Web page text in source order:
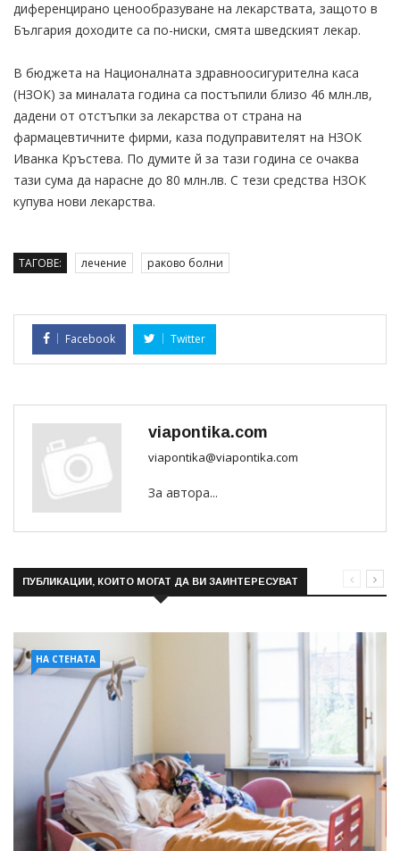
диференцирано ценообразуване на лекарствата, защото в
България доходите са по-ниски, смята шведският лекар.
В бюджета на Националната здравноосигурителна каса
(НЗОК) за миналата година са постъпили близо 46 млн.лв,
дадени от отстъпки за лекарства от страна на
фармацевтичните фирми, каза подуправителят на НЗОК
Иванка Кръстева. По думите й за тази година се очаква
тази сума да нарасне до 80 млн.лв. С тези средства НЗОК
купува нови лекарства.
ТАГОВЕ: лечение раково болни
Facebook Twitter
viapontika.com
viapontika@viapontika.com
За автора...
ПУБЛИКАЦИИ, КОИТО МОГАТ ДА ВИ ЗАИНТЕРЕСУВАТ
НА СТЕНАТА